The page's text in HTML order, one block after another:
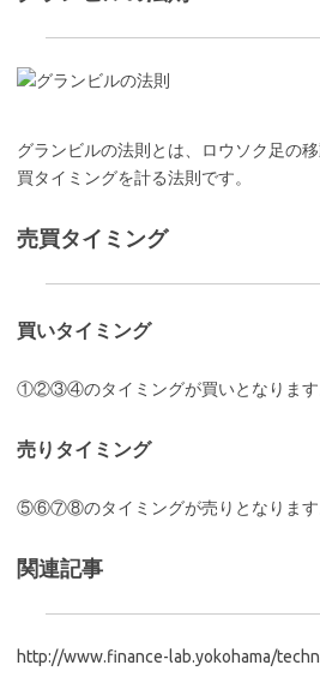
グランビルの法則とは、ロウソク足の
買タイミングを計る法則です。
売買タイミング
買いタイミング
①②③④のタイミングが買いとなります
売りタイミング
⑤⑥⑦⑧のタイミングが売りとなります
関連記事
http://www.finance-lab.yokohama/